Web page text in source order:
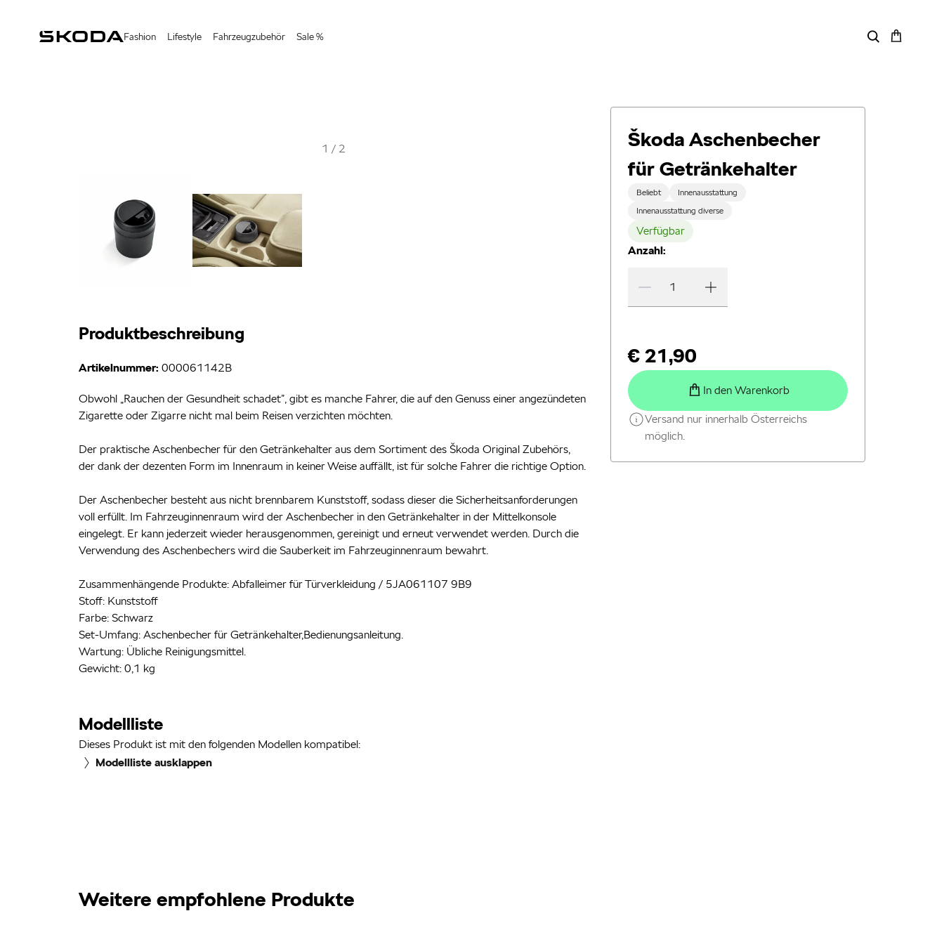
Fashion Lifestyle Fahrzeugzubehör Sale %
1 / 2
Produktbeschreibung
Artikelnummer: 000061142B
Obwohl „Rauchen der Gesundheit schadet”, gibt es manche Fahrer, die auf den Genuss einer angezündeten
Zigarette oder Zigarre nicht mal beim Reisen verzichten möchten.
Der praktische Aschenbecher für den Getränkehalter aus dem Sortiment des Škoda Original Zubehörs,
der dank der dezenten Form im Innenraum in keiner Weise auffällt, ist für solche Fahrer die richtige Option.
Der Aschenbecher besteht aus nicht brennbarem Kunststoff, sodass dieser die Sicherheitsanforderungen
voll erfüllt. Im Fahrzeuginnenraum wird der Aschenbecher in den Getränkehalter in der Mittelkonsole
eingelegt. Er kann jederzeit wieder herausgenommen, gereinigt und erneut verwendet werden. Durch die
Verwendung des Aschenbechers wird die Sauberkeit im Fahrzeuginnenraum bewahrt.
Zusammenhängende Produkte: Abfalleimer für Türverkleidung / 5JA061107 9B9
Stoff: Kunststoff
Farbe: Schwarz
Set-Umfang: Aschenbecher für Getränkehalter,Bedienungsanleitung.
Wartung: Übliche Reinigungsmittel.
Gewicht: 0,1 kg
Modellliste
Dieses Produkt ist mit den folgenden Modellen kompatibel:
Modellliste ausklappen
Škoda Aschenbecher
für Getränkehalter
Beliebt
Innenausstattung
Innenausstattung diverse
Verfügbar
Anzahl:
€ 21,90
In den Warenkorb
Versand nur innerhalb Österreichs
möglich.
Weitere empfohlene Produkte